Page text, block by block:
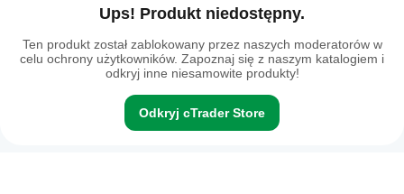
Ups! Produkt niedostępny.
Ten produkt został zablokowany przez naszych moderatorów w
celu ochrony użytkowników. Zapoznaj się z naszym katalogiem i
odkryj inne niesamowite produkty!
Odkryj cTrader Store